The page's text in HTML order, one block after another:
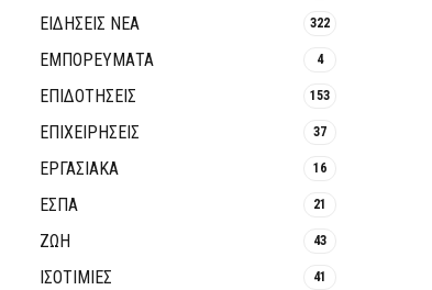
ΕΙΔΗΣΕΙΣ ΝΕΑ 322
ΕΜΠΟΡΕΥΜΑΤΑ 4
ΕΠΙΔΟΤΗΣΕΙΣ 153
ΕΠΙΧΕΙΡΗΣΕΙΣ 37
ΕΡΓΑΣΙΑΚΑ 16
ΕΣΠΑ 21
ΖΩΗ 43
ΙΣΟΤΙΜΙΕΣ 41